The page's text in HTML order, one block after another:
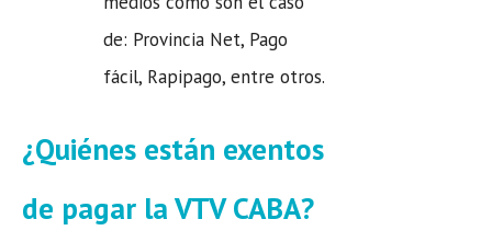
de: Provincia Net, Pago
fácil, Rapipago, entre otros.
¿Quiénes están exentos
de pagar la VTV CABA?